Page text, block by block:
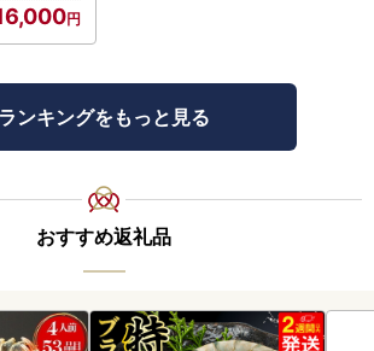
ランキングをもっと見る
おすすめ返礼品